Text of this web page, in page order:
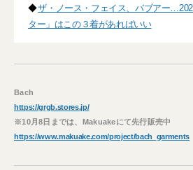
◆ザ・ノース・フェイス、バブアー
ター」はこの３着があればいい
Bach
https://grgb.stores.jp/
※10月8日までは、Makuakeにて先行販売中
https://www.makuake.com/project/bach_garments